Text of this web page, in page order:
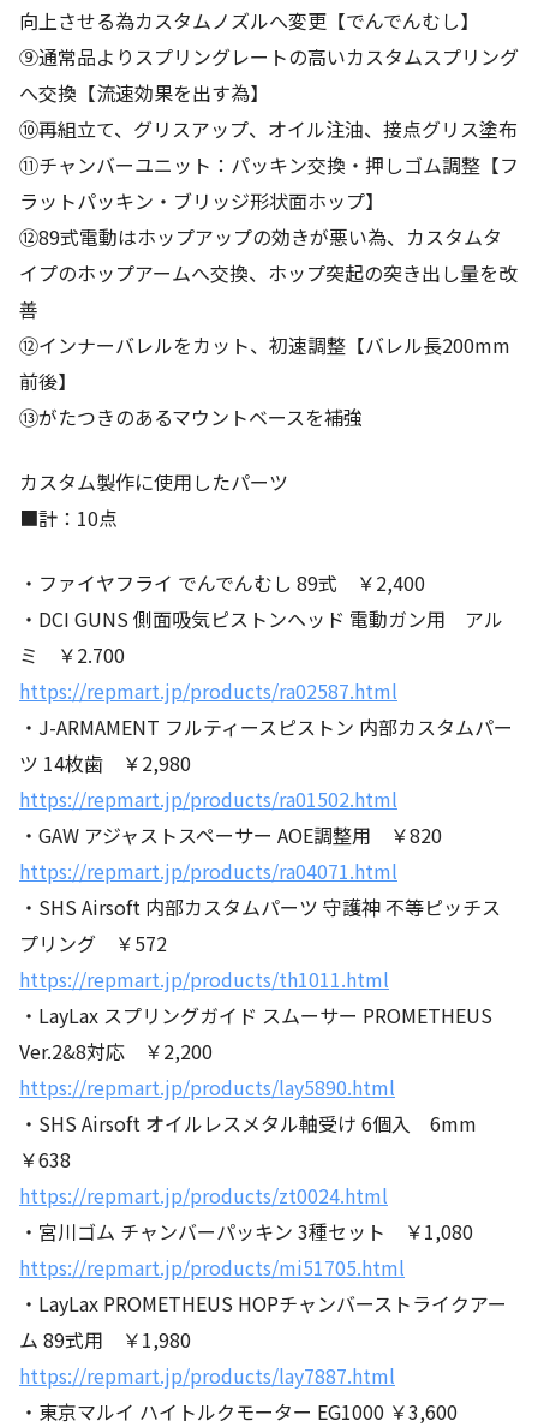
向上させる為カスタムノズルへ変更【でんでんむし】
⑨通常品よりスプリングレートの高いカスタムスプリング
へ交換【流速効果を出す為】
⑩再組立て、グリスアップ、オイル注油、接点グリス塗布
⑪チャンバーユニット：パッキン交換・押しゴム調整【フ
ラットパッキン・ブリッジ形状面ホップ】
⑫89式電動はホップアップの効きが悪い為、カスタムタ
イプのホップアームへ交換、ホップ突起の突き出し量を改
善
⑫インナーバレルをカット、初速調整【バレル長200mm
前後】
⑬がたつきのあるマウントベースを補強
カスタム製作に使用したパーツ
■計：10点
・ファイヤフライ でんでんむし 89式 ￥2,400
・DCI GUNS 側面吸気ピストンヘッド 電動ガン用 アル
ミ ￥2.700
https://repmart.jp/products/ra02587.html
・J-ARMAMENT フルティースピストン 内部カスタムパー
ツ 14枚歯 ￥2,980
https://repmart.jp/products/ra01502.html
・GAW アジャストスペーサー AOE調整用 ￥820
https://repmart.jp/products/ra04071.html
・SHS Airsoft 内部カスタムパーツ 守護神 不等ピッチス
プリング ￥572
https://repmart.jp/products/th1011.html
・LayLax スプリングガイド スムーサー PROMETHEUS
Ver.2&8対応 ￥2,200
https://repmart.jp/products/lay5890.html
・SHS Airsoft オイルレスメタル軸受け 6個入 6mm
￥638
https://repmart.jp/products/zt0024.html
・宮川ゴム チャンバーパッキン 3種セット ￥1,080
https://repmart.jp/products/mi51705.html
・LayLax PROMETHEUS HOPチャンバーストライクアー
ム 89式用 ￥1,980
https://repmart.jp/products/lay7887.html
・東京マルイ ハイトルクモーター EG1000 ￥3,600